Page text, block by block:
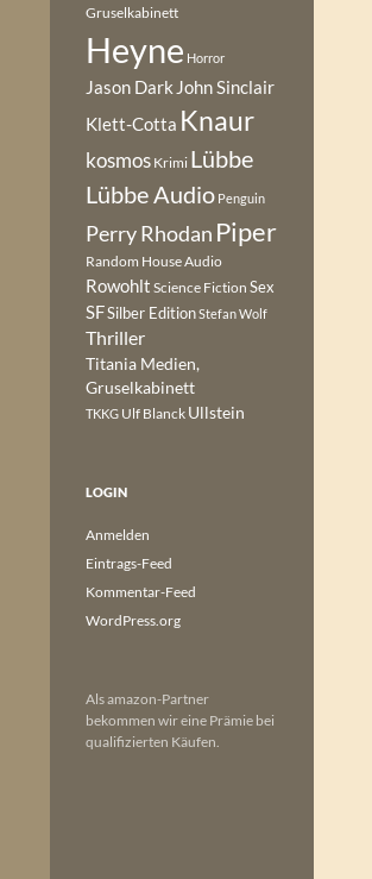
Gruselkabinett
Heyne Horror
Jason Dark John Sinclair
Klett-Cotta Knaur
kosmos Krimi Lübbe
Lübbe Audio Penguin
Perry Rhodan Piper
Random House Audio
Rowohlt Science Fiction Sex
SFSilber EditionStefan Wolf
Thriller
Titania Medien,
Gruselkabinett
TKKG Ulf Blanck Ullstein
LOGIN
Anmelden
Eintrags-Feed
Kommentar-Feed
WordPress.org
Als amazon-Partner
bekommen wir eine Prämie bei
qualifizierten Käufen.